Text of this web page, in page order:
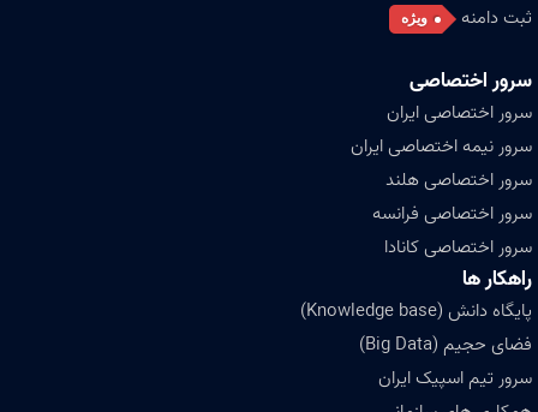
ثبت دامنه
ویژه
سرور اختصاصی
سرور اختصاصی ایران
سرور نیمه اختصاصی ایران
سرور اختصاصی هلند
سرور اختصاصی فرانسه
سرور اختصاصی کانادا
راهکار ها
پایگاه دانش (Knowledge base)
فضای حجیم (Big Data)
سرور تیم اسپیک ایران